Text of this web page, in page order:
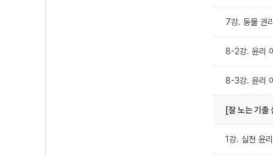
7강. 동물 권
8-2강. 윤리
8-3강. 윤리
[잘 노는 기출
1강. 실천 윤